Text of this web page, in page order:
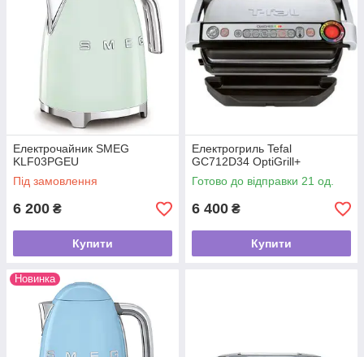
Електрочайник SMEG
KLF03PGEU
Під замовлення
6 200 ₴
Купити
Електрогриль Tefal
GC712D34 OptiGrill+
Готово до відправки 21 од.
6 400 ₴
Купити
Новинка